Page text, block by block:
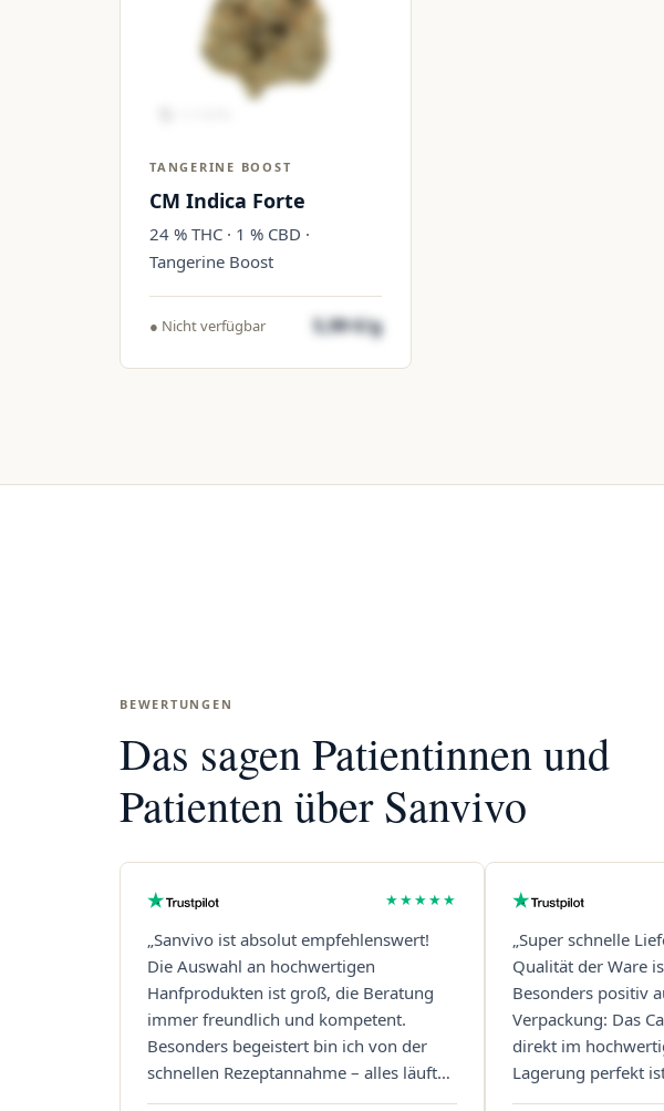
TANGERINE BOOST
CM Indica Forte
24 % THC · 1 % CBD ·
Tangerine Boost
● Nicht verfügbar 5,99 €/g
BEWERTUNGEN
Das sagen Patientinnen und
Patienten über Sanvivo
★★★★★
„Sanvivo ist absolut empfehlenswert!
Die Auswahl an hochwertigen
Hanfprodukten ist groß, die Beratung
immer freundlich und kompetent.
Besonders begeistert bin ich von der
schnellen Rezeptannahme – alles läuft
unkompliziert und reibungslos. Auch die
„Super schnelle
Qualität der Ware
Besonders positiv
Verpackung: Das
direkt im
Lagerung perfekt
definitiv wieder!"